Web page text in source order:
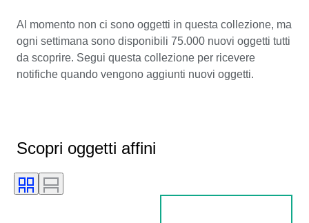
Al momento non ci sono oggetti in questa collezione, ma
ogni settimana sono disponibili 75.000 nuovi oggetti tutti
da scoprire. Segui questa collezione per ricevere
notifiche quando vengono aggiunti nuovi oggetti.
Scopri oggetti affini